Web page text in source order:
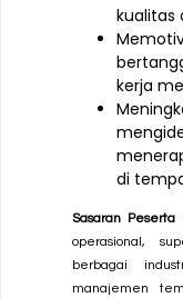
kualitas
kerja
di
Sasaran Peserta
operasional,
berbagai
manajemen